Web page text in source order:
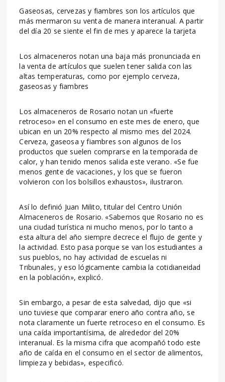
Gaseosas, cervezas y fiambres son los artículos que
más mermaron su venta de manera interanual. A partir
del día 20 se siente el fin de mes y aparece la tarjeta
Los almaceneros notan una baja más pronunciada en
la venta de artículos que suelen tener salida con las
altas temperaturas, como por ejemplo cerveza,
gaseosas y fiambres
Los almaceneros de Rosario notan un «fuerte
retroceso» en el consumo en este mes de enero, que
ubican en un 20% respecto al mismo mes del 2024.
Cerveza, gaseosa y fiambres son algunos de los
productos que suelen comprarse en la temporada de
calor, y han tenido menos salida este verano. «Se fue
menos gente de vacaciones, y los que se fueron
volvieron con los bolsillos exhaustos», ilustraron.
Así lo definió Juan Milito, titular del Centro Unión
Almaceneros de Rosario. «Sabemos que Rosario no es
una ciudad turística ni mucho menos, por lo tanto a
esta altura del año siempre decrece el flujo de gente y
la actividad. Esto pasa porque se van los estudiantes a
sus pueblos, no hay actividad de escuelas ni
Tribunales, y eso lógicamente cambia la cotidianeidad
en la población», explicó.
Sin embargo, a pesar de esta salvedad, dijo que «si
uno tuviese que comparar enero año contra año, se
nota claramente un fuerte retroceso en el consumo. Es
una caída importantísima, de alrededor del 20%
interanual. Es la misma cifra que acompañó todo este
año de caída en el consumo en el sector de alimentos,
limpieza y bebidas», especificó.